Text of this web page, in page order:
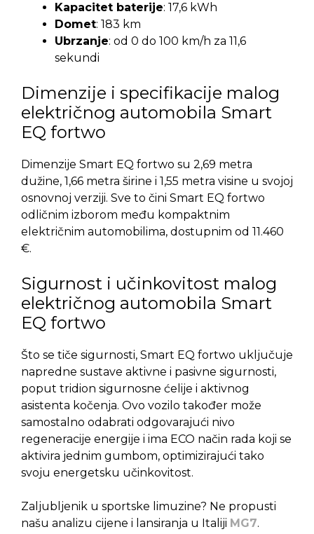
Kapacitet baterije: 17,6 kWh
Domet: 183 km
Ubrzanje: od 0 do 100 km/h za 11,6
sekundi
Dimenzije i specifikacije malog
električnog automobila Smart
EQ fortwo
Dimenzije Smart EQ fortwo su 2,69 metra
dužine, 1,66 metra širine i 1,55 metra visine u svojoj
osnovnoj verziji. Sve to čini Smart EQ fortwo
odličnim izborom među kompaktnim
električnim automobilima, dostupnim od 11.460
€.
Sigurnost i učinkovitost malog
električnog automobila Smart
EQ fortwo
Što se tiče sigurnosti, Smart EQ fortwo uključuje
napredne sustave aktivne i pasivne sigurnosti,
poput tridion sigurnosne ćelije i aktivnog
asistenta kočenja. Ovo vozilo također može
samostalno odabrati odgovarajući nivo
regeneracije energije i ima ECO način rada koji se
aktivira jednim gumbom, optimizirajući tako
svoju energetsku učinkovitost.
Zaljubljenik u sportske limuzine? Ne propusti
našu analizu cijene i lansiranja u Italiji MG7.